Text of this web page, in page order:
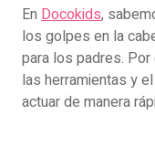
En Docokids,
los golpes en la
para los padres.
las herramientas y
actuar de manera